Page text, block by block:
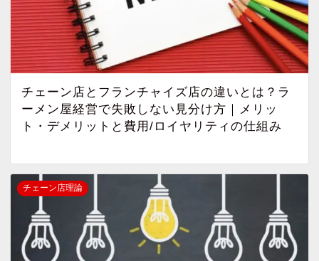
チェーン店とフランチャイズ店の違いとは？ラ
ーメン屋経営で失敗しない見分け方｜メリッ
ト・デメリットと費用/ロイヤリティの仕組み
チェーン店理論